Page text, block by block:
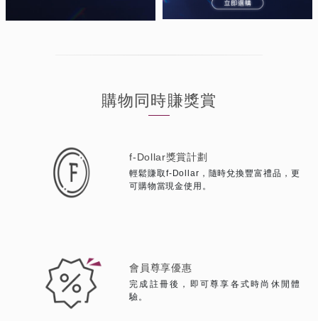
購物同時賺獎賞
f-Dollar獎賞計劃
輕鬆賺取f-Dollar，隨時兌換豐富禮品，更
可購物當現金使用。
會員尊享優惠
完成註冊後，即可尊享各式時尚休閒體
驗。